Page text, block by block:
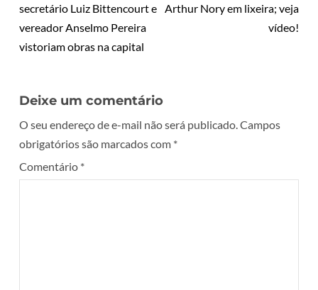
secretário Luiz Bittencourt e
vereador Anselmo Pereira
vistoriam obras na capital
Arthur Nory em lixeira; veja
vídeo!
Deixe um comentário
O seu endereço de e-mail não será publicado. Campos
obrigatórios são marcados com *
Comentário *